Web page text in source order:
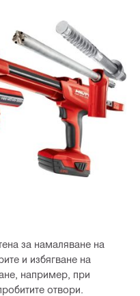
за намаляване на
и избягване на
например, при
отвори.